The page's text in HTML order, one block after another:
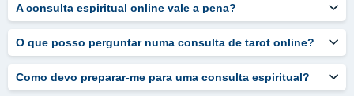
A consulta espiritual online vale a pena?
O que posso perguntar numa consulta de tarot online?
Como devo preparar-me para uma consulta espiritual?